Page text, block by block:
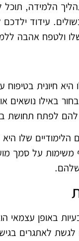
הלמידה, תוכל
עידוד ילדכם
ולטפח אהבה
חיונית בטיפוח
באילו נושאים
לפתח תחושת
הלימודיים שלו
משימות על סמך
שלהם.
באופן עצמאי
לאתגרים בגישה